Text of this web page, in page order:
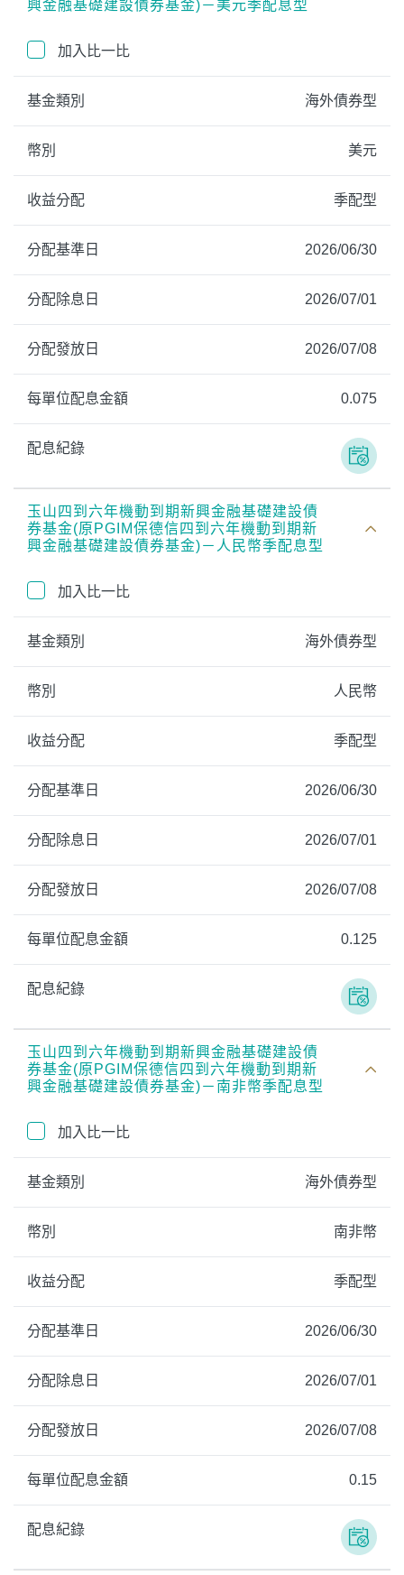
興金融基礎建設債券基金)－美元季配息型
加入比一比
基金類別 海外債券型
幣別 美元
收益分配 季配型
分配基準日 2026/06/30
分配除息日 2026/07/01
分配發放日 2026/07/08
每單位配息金額 0.075
配息紀錄
玉山四到六年機動到期新興金融基礎建設債
券基金(原PGIM保德信四到六年機動到期新
興金融基礎建設債券基金)－人民幣季配息型
加入比一比
基金類別 海外債券型
幣別 人民幣
收益分配 季配型
分配基準日 2026/06/30
分配除息日 2026/07/01
分配發放日 2026/07/08
每單位配息金額 0.125
配息紀錄
玉山四到六年機動到期新興金融基礎建設債
券基金(原PGIM保德信四到六年機動到期新
興金融基礎建設債券基金)－南非幣季配息型
加入比一比
基金類別 海外債券型
幣別 南非幣
收益分配 季配型
分配基準日 2026/06/30
分配除息日 2026/07/01
分配發放日 2026/07/08
每單位配息金額 0.15
配息紀錄